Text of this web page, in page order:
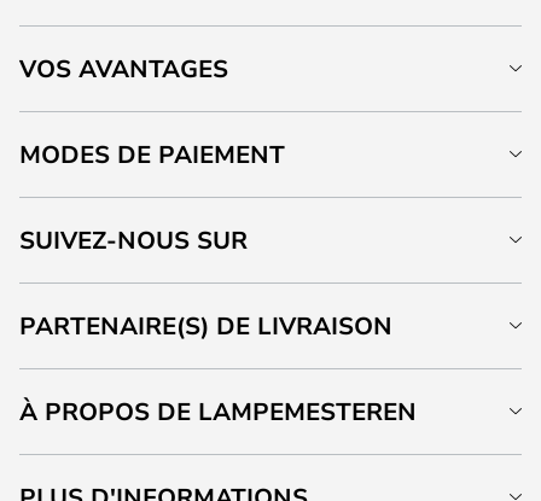
VOS AVANTAGES
MODES DE PAIEMENT
SUIVEZ-NOUS SUR
PARTENAIRE(S) DE LIVRAISON
À PROPOS DE LAMPEMESTEREN